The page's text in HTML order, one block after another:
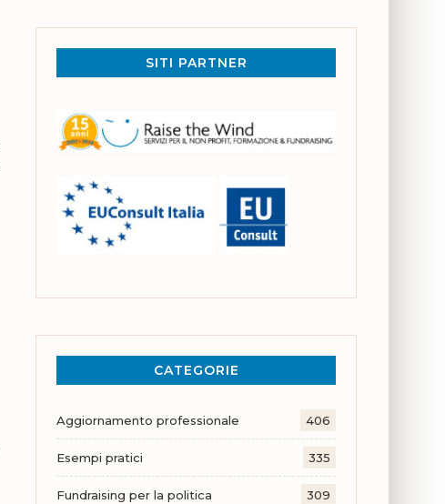
SITI PARTNER
CATEGORIE
Aggiornamento professionale 406
Esempi pratici 335
Fundraising per la politica 309